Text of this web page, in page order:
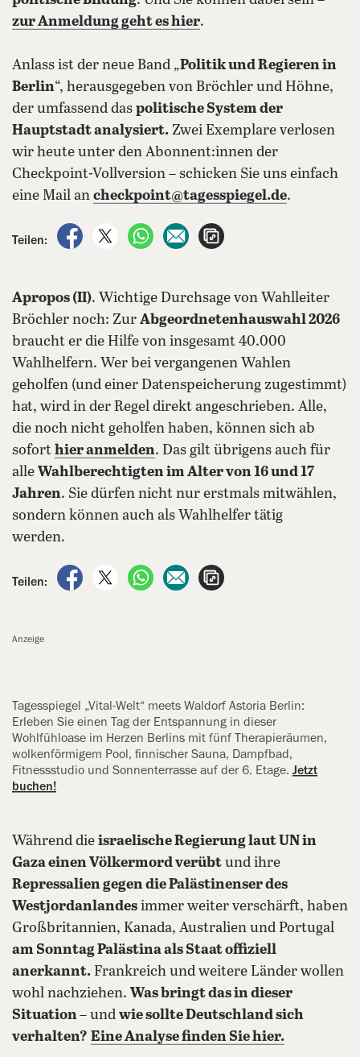
zur Anmeldung geht es hier.
Anlass ist der neue Band „Politik und Regieren in
Berlin“, herausgegeben von Bröchler und Höhne,
der umfassend das politische System der
Hauptstadt analysiert. Zwei Exemplare verlosen
wir heute unter den Abonnent:innen der
Checkpoint-Vollversion – schicken Sie uns einfach
eine Mail an checkpoint@tagesspiegel.de.
Teilen:
auf Facebook teilen
auf X teilenper WhatsApp teilen
per E-Mail teilen
Apropos (II). Wichtige Durchsage von Wahlleiter
Bröchler noch: Zur Abgeordnetenhauswahl 2026
braucht er die Hilfe von insgesamt 40.000
Wahlhelfern. Wer bei vergangenen Wahlen
geholfen (und einer Datenspeicherung zugestimmt)
hat, wird in der Regel direkt angeschrieben. Alle,
die noch nicht geholfen haben, können sich ab
sofort hier anmelden. Das gilt übrigens auch für
alle Wahlberechtigten im Alter von 16 und 17
Jahren. Sie dürfen nicht nur erstmals mitwählen,
sondern können auch als Wahlhelfer tätig
werden.
Teilen:
auf Facebook teilen
auf X teilenper WhatsApp teilen
per E-Mail teilen
Anzeige
Tagesspiegel „Vital-Welt“ meets ‍Waldorf Astoria Berlin:
Erleben Sie ‍einen Tag der Entspannung in dieser
Wohlfühloase im Herzen Berlins mit fünf Therapieräumen,
wolkenförmigem Pool, finnischer Sauna, Dampfbad,
‍Fitnessstudio und Sonnenterrasse auf der 6. Etage. Jetzt
buchen!
Während die israelische Regierung laut UN in
Gaza einen Völkermord verübt und ihre
Repressalien gegen die Palästinenser des
Westjordanlandes immer weiter verschärft, haben
Großbritannien, Kanada, Australien und Portugal
am Sonntag Palästina als Staat offiziell
anerkannt. Frankreich und weitere Länder wollen
wohl nachziehen. Was bringt das in dieser
Situation– und wie sollte Deutschland sich
verhalten? Eine Analyse finden Sie hier.